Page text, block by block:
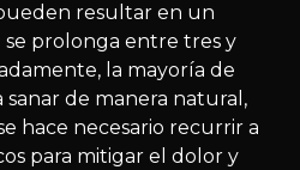
resultar en un
prolonga entre tres y
la mayoría de
sanar de manera natural,
hace necesario recurrir a
para mitigar el dolor y